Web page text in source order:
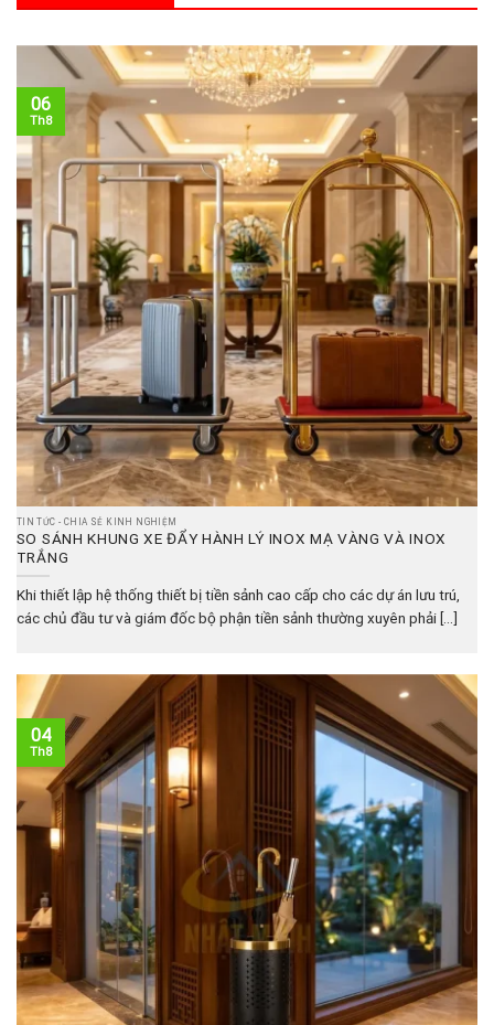
TIN TỨC - CHIA SẺ KINH NGHIỆM
SO SÁNH KHUNG XE ĐẨY HÀNH LÝ INOX MẠ VÀNG VÀ INOX
TRẮNG
Khi thiết lập hệ thống thiết bị tiền sảnh cao cấp cho các dự án lưu trú,
các chủ đầu tư và giám đốc bộ phận tiền sảnh thường xuyên phải [...]
06
Th8
04
Th8